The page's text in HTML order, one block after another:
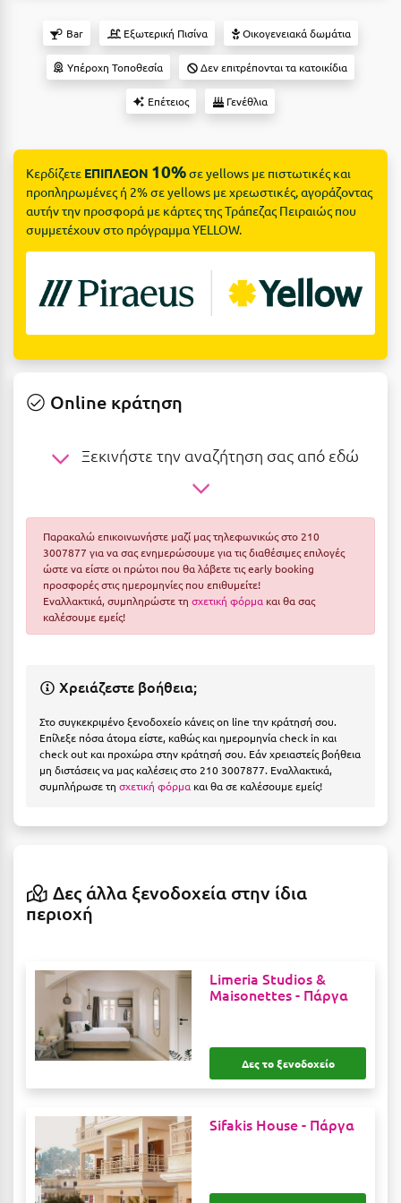
Βραχάτι Κορινθίας
Βυτίνα
Γλυφάδα
Γρεβενά
Ε
Ελάτη Αρκαδίας
Ελούντα Κρήτης
Ερέτρια
Ερμιόνη
Εύβοια
Ζαγοροχώρια
Ζάκυνθος
Ηράκλειο
Θάσος
Θεσσαλονίκη
Ιθάκη
Ικαρία
Ίος
Δες όλες τις προσφορές
Bar Εξωτερική Πισίνα Οικογενειακά δωμάτια
Υπέροχη Τοποθεσία Δεν επιτρέπονται τα κατοικίδια
Επέτειος Γενέθλια
Κερδίζετε ΕΠΙΠΛΕΟΝ 10%σε yellows με πιστωτικές και
προπληρωμένες ή 2% σε yellows με χρεωστικές, αγοράζοντας
αυτήν την προσφορά με κάρτες της Τράπεζας Πειραιώς που
συμμετέχουν στο πρόγραμμα YELLOW.
Online κράτηση
Ξεκινήστε την αναζήτηση σας από εδώ
Παρακαλώ επικοινωνήστε μαζί μας τηλεφωνικώς στο 210
3007877 για να σας ενημερώσουμε για τις διαθέσιμες επιλογές
ώστε να είστε οι πρώτοι που θα λάβετε τις early booking
προσφορές στις ημερομηνίες που επιθυμείτε!
Εναλλακτικά, συμπληρώστε τη σχετική φόρμακαι θα σας
καλέσουμε εμείς!
Χρειάζεστε βοήθεια;
Στο συγκεκριμένο ξενοδοχείο κάνεις on line την κράτησή σου.
Επίλεξε πόσα άτομα είστε, καθώς και ημερομηνία check in και
check out και προχώρα στην κράτησή σου. Εάν χρειαστείς βοήθεια
μη διστάσεις να μας καλέσεις στο 210 3007877. Εναλλακτικά,
συμπλήρωσε τη σχετική φόρμα και θα σε καλέσουμε εμείς!
Δες άλλα ξενοδοχεία στην ίδια
περιοχή
Limeria Studios &
Maisonettes - Πάργα
Δες το ξενοδοχείο
Sifakis House - Πάργα